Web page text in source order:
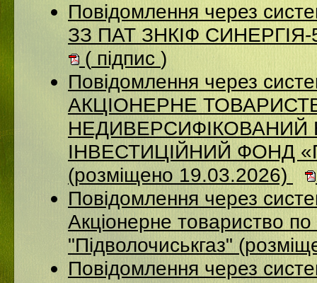
Повідомлення через
ЗЗ ПАТ ЗНКІФ СИНЕРГІЯ-
( підпис )
Повідомлення через
АКЦІОНЕРНЕ
ІНВЕСТИЦІЙНИЙ ФОНД
(розміщено 19.03.2026)
Повідомлення через
Акціонерне товариство по
"Підволочиськгаз"
Повідомлення через